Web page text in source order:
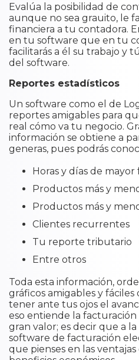
Evalúa la posibilidad de
aunque no sea grauito, le
financiera a tu contadora.
en tu software que en tu
facilitarás a él su trabajo y
del software.
Reportes estadísticos
Un software como el de
reportes amigables para
real cómo va tu negocio.
información se obtiene a
generas, pues podrás
Horas y días de
Productos más y
Productos más y
Clientes recurrentes
Tu reporte tributario
Entre otros
Toda esta información,
gráficos amigables y
tener ante tus ojos el
eso entiende la
gran valor; es decir que a
software de facturación
que pienses en las